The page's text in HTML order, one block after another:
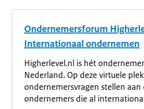
Ondernemersforum
Internationaal ondernemen
Higherlevel.nl is hét
Nederland. Op deze virtuele
ondernemersvragen stellen aan
ondernemers die al